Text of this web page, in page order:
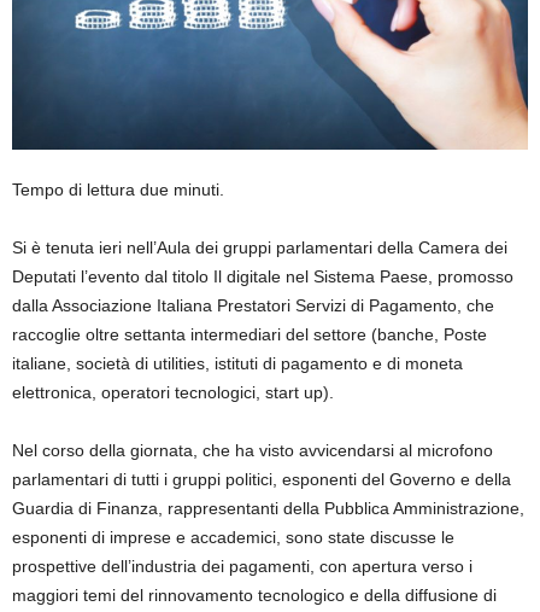
Tempo di lettura due minuti.
Si è tenuta ieri nell’Aula dei gruppi parlamentari della Camera dei
Deputati l’evento dal titolo Il digitale nel Sistema Paese, promosso
dalla Associazione Italiana Prestatori Servizi di Pagamento, che
raccoglie oltre settanta intermediari del settore (banche, Poste
italiane, società di utilities, istituti di pagamento e di moneta
elettronica, operatori tecnologici, start up).
Nel corso della giornata, che ha visto avvicendarsi al microfono
parlamentari di tutti i gruppi politici, esponenti del Governo e della
Guardia di Finanza, rappresentanti della Pubblica Amministrazione,
esponenti di imprese e accademici, sono state discusse le
prospettive dell’industria dei pagamenti, con apertura verso i
maggiori temi del rinnovamento tecnologico e della diffusione di